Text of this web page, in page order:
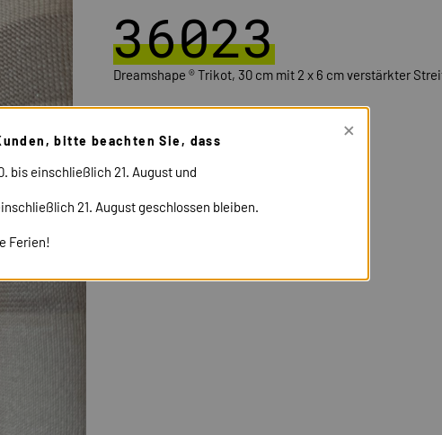
36023
Dreamshape ® Trikot, 30 cm mit 2 x 6 cm verstärkter
bitte beachten Sie, dass
bis einschließlich 21. August und
21. August geschlossen bleiben.
Ferien!
×